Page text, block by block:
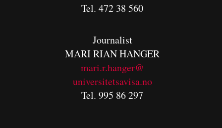
Tel. 472 38 560
Journalist
MARI RIAN HANGER
mari.r.hanger@
universitetsavisa.no
Tel. 995 86 297